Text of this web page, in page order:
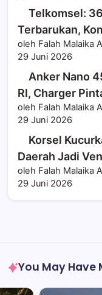
Telkomsel:
Terbarukan,
oleh Falah Malaika
29 Juni 2026
Anker Nano
RI, Charger
oleh Falah Malaika
29 Juni 2026
Korsel
Daerah Jadi
oleh Falah Malaika
29 Juni 2026
You May Have